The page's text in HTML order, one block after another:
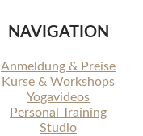
NAVIGATION
Anmeldung & Preise
Kurse & Workshops
Yogavideos
Personal Training
Studio